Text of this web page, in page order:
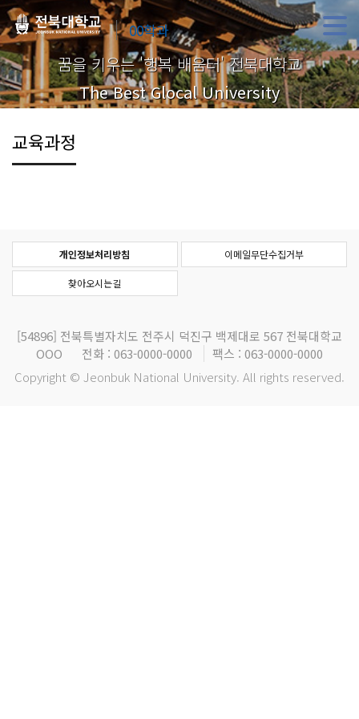
00학과
꿈을 키우는 '행복 배움터' 전북대학교
The Best Glocal University
교육과정
개인정보처리방침 이메일무단수집거부
찾아오시는길
[54896] 전북특별자치도 전주시 덕진구 백제대로 567 전북대학교
OOO
전화 : 063-0000-0000
팩스 : 063-0000-0000
Copyright © Jeonbuk National University. All rights reserved.